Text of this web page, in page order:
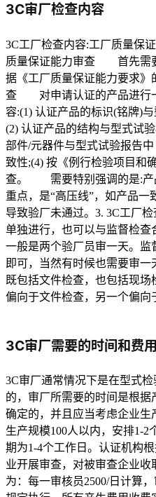
3C审厂检查内容
3C工厂检查内容:工厂质量保
质量保证能力审查 首先需
据《工厂质量保证能力要求》
查 对申请认证的产品进行
容:(1) 认证产品的标识(铭牌)
(2) 认证产品的结构与型式试
部件/元器件与型式试验报告
致性;(4) 按《例行检验项目和
查。 需要特别强调的是:产
重点，是“高压线”，如产品
导致验厂未通过。3. 3C工厂
单独进行，也可以与监督检查
一般是两个验厂员审一天。
即可，当然有时候也需要审
既包括文件检查，也包括现
偏向于文件检查，另一个偏向
3C审厂需要的时间和费用
3C审厂通常情况下是在型式
的，审厂所需要的时间是根
确定的，并且应当考虑企业生
生产规模100人以内，安排1-2
期为1-4个工作日。认证机构
业开展审查，对被审查企业
为：每一审核员2500/日计算